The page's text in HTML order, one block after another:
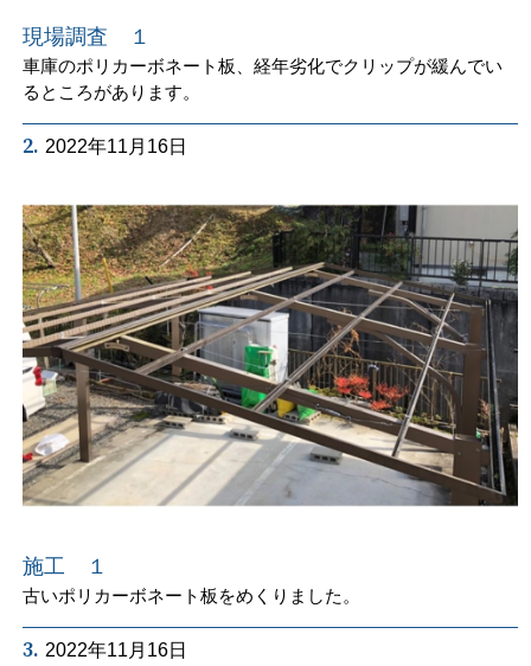
現場調査 １
車庫のポリカーボネート板、経年劣化でクリップが緩んでい
るところがあります。
2. 2022年11月16日
施工 １
古いポリカーボネート板をめくりました。
3. 2022年11月16日